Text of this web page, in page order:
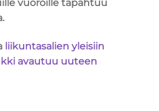
vuoroille tapahtuu
liikuntasalien yleisiin
avautuu uuteen